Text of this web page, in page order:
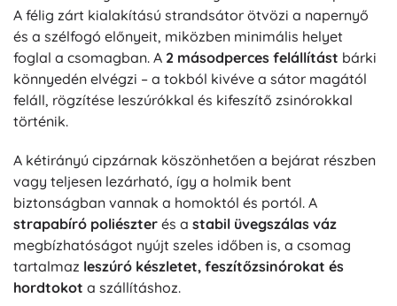
A félig zárt kialakítású strandsátor ötvözi a napernyő
és a szélfogó előnyeit, miközben minimális helyet
foglal a csomagban. A 2 másodperces felállítást bárki
könnyedén elvégzi – a tokból kivéve a sátor magától
feláll, rögzítése leszúrókkal és kifeszítő zsinórokkal
történik.
A kétirányú cipzárnak köszönhetően a bejárat részben
vagy teljesen lezárható, így a holmik bent
biztonságban vannak a homoktól és portól. A
strapabíró poliészter és a stabil üvegszálas váz
megbízhatóságot nyújt szeles időben is, a csomag
tartalmaz leszúró készletet, feszítőzsinórokat és
hordtokot a szállításhoz.